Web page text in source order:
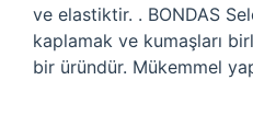
ve elastiktir. . BONDAS
kaplamak ve kumaşları
bir üründür. Mükemmel